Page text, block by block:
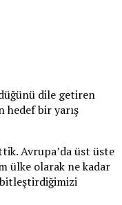
dile getiren
hedef bir yarış
Avrupa’da üst üste
ülke olarak ne kadar